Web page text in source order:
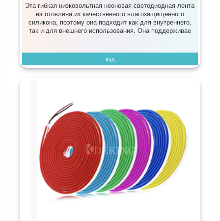
Эта гибкая низковольтная неоновая светодиодная лента
изготовлена из качественного влагозащищенного
силикона, поэтому она подходит как для внутреннего,
так и для внешнего использования. Она поддерживае
вид